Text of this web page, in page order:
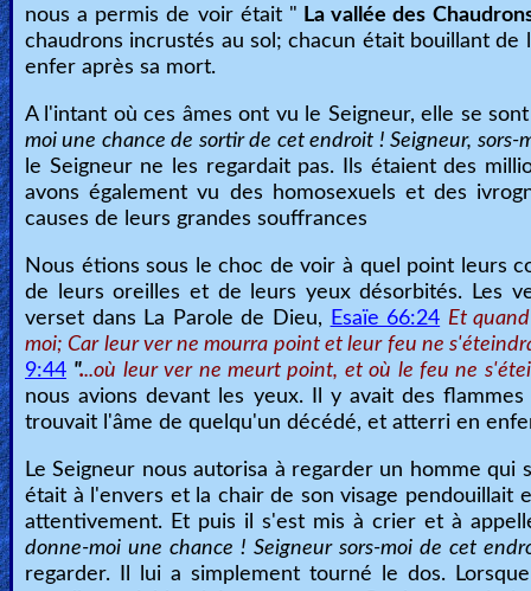
Revelations
Testimonies
Evangelism
Documentaries
Islam
Other
Other
nous a permis de voir était " La vallée des
chaudrons incrustés au sol; chacun était bouillant
enfer après sa mort.
A l'intant où ces âmes ont vu le Seigneur, elle se
moi une chance de sortir de cet endroit ! Seigneur,
le Seigneur ne les regardait pas. Ils étaient des
avons également vu des homosexuels et des
causes de leurs grandes souffrances
Nous étions sous le choc de voir à quel point leurs
de leurs oreilles et de leurs yeux désorbités. Les
verset dans La Parole de Dieu,
Esaïe 66:24 Et
moi; Car leur ver ne mourra point et leur feu ne
9:44 "...où leur ver ne meurt point, et où le feu ne
nous avions devant les yeux. Il y avait des
trouvait l'âme de quelqu'un décédé, et atterri en
Le Seigneur nous autorisa à regarder un homme
était à l'envers et la chair de son visage pendouillait
attentivement. Et puis il s'est mis à crier et à
donne-moi une chance ! Seigneur sors-moi de cet
regarder. Il lui a simplement tourné le dos.